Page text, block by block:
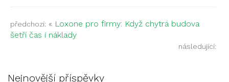
předchozí: « Loxone pro firmy: Když chytrá budova
šetří čas i náklady
následující:
Nejnovější příspěvky